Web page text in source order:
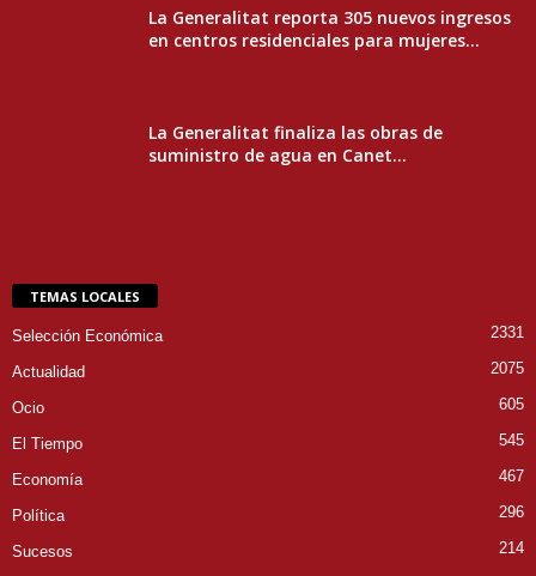
La Generalitat reporta 305 nuevos ingresos
en centros residenciales para mujeres...
La Generalitat finaliza las obras de
suministro de agua en Canet...
TEMAS LOCALES
Selección Económica 2331
Actualidad 2075
Ocio 605
El Tiempo 545
Economía 467
Política 296
Sucesos 214